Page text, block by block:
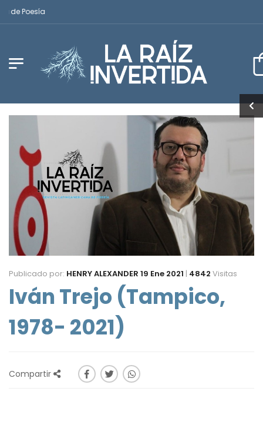
Poesía
Publicado por: HENRY ALEXANDER 19 Ene 2021 | 4842 Visitas
Iván Trejo (Tampico,
1978- 2021)
Compartir